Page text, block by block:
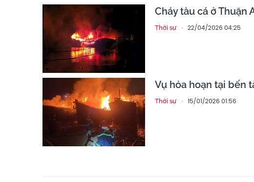
Cháy tàu cá ở Thuận
Thời sự 22/04/2026 04:25
Vụ hỏa hoạn tại bến
Thời sự 15/01/2026 01:56